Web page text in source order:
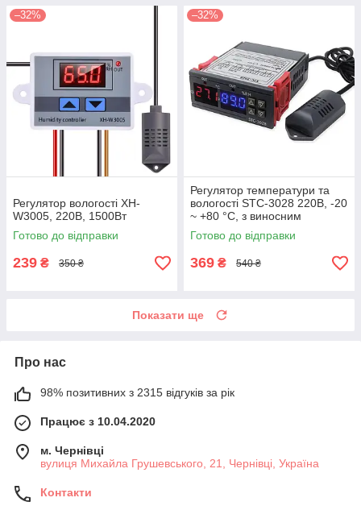
–32%
Регулятор вологості XH-
W3005, 220В, 1500Вт
Готово до відправки
239 ₴ 350 ₴
–32%
Регулятор температури та
вологості STC-3028 220В, -20
~ +80 °C, з виносним
датчиком
Готово до відправки
369 ₴ 540 ₴
Показати ще
Про нас
98% позитивних з 2315 відгуків за рік
Працює з 10.04.2020
м. Чернівці
вулиця Михайла Грушевського, 21, Чернівці, Україна
Контакти